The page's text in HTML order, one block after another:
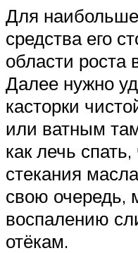
Для
средства его
области роста
Далее нужно
касторки
или ватным
как лечь
стекания
свою очередь,
воспалению
отёкам.